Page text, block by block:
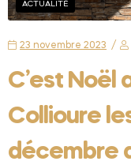
ACTUALITÉ
23 novembre 2023
C’est Noël
Collioure
décembre